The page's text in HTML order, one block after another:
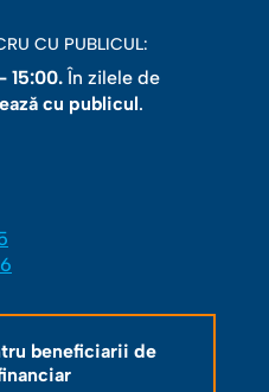
CU PUBLICUL:
15:00.În zilele de
cu publicul.
beneficiarii de